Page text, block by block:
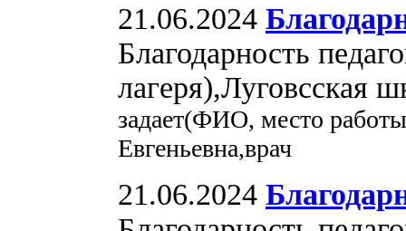
21.06.2024
Благодарность
лагеря),Луговсская
задает(ФИО, место
Евгеньевна,врач
21.06.2024